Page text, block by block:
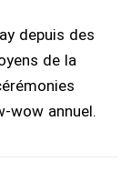
depuis des
de la
wow annuel.